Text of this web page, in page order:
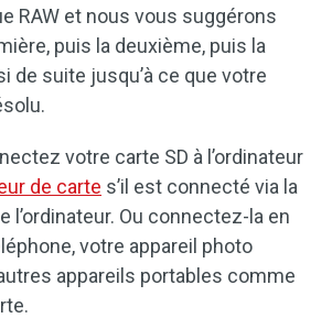
RAW et nous vous suggérons
puis la deuxième, puis la
de suite jusqu’à ce que votre
votre carte SD à l’ordinateur
de carte s’il est connecté via la
l’ordinateur. Ou connectez-la en
votre appareil photo
appareils portables comme